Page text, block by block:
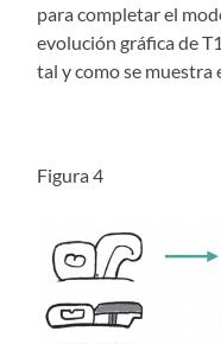
para completar el
evolución gráfica de
tal y como se muestra
Figura 4